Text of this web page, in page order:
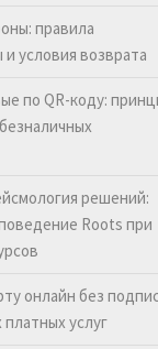
правила
условия возврата
по QR-коду:
решений:
Roots при
онлайн без
услуг